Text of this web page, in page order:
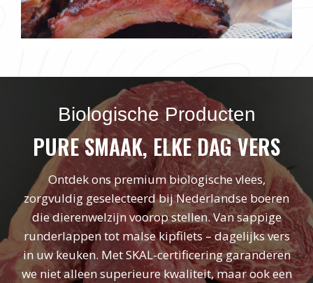
Biologische Producten
PURE SMAAK, ELKE DAG VERS
Ontdek ons premium biologische vlees,
zorgvuldig geselecteerd bij Nederlandse boeren
die dierenwelzijn voorop stellen. Van sappige
runderlappen tot malse kipfilets – dagelijks vers
in uw keuken. Met SKAL-certificering garanderen
we niet alleen superieure kwaliteit, maar ook een